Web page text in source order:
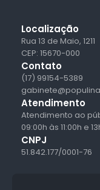
Localização
Rua 13 de Maio, 1211
CEP: 15670-000
Contato
(17) 99154-5389
Atendimento
Atendimento ao
09:00h às 11:00h e
CNPJ
51.842.177/0001-76